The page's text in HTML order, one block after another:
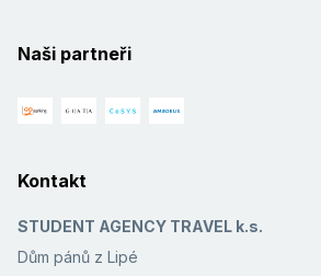
Naši partneři
Kontakt
STUDENT AGENCY TRAVEL k.s.
Dům pánů z Lipé